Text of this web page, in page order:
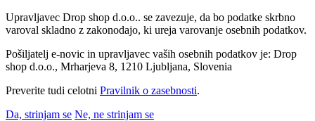
Upravljavec Drop shop d.o.o.. se zavezuje, da bo podatke skrbno
varoval skladno z zakonodajo, ki ureja varovanje osebnih podatkov.
Pošiljatelj e-novic in upravljavec vaših osebnih podatkov je: Drop
shop d.o.o., Mrharjeva 8, 1210 Ljubljana, Slovenia
Preverite tudi celotni Pravilnik o zasebnosti.
Da, strinjam se Ne, ne strinjam se